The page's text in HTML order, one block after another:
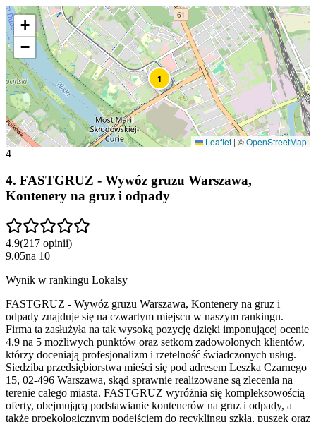
1
+
−
Leaflet | ©OpenStreetMap
4
4. FASTGRUZ - Wywóz gruzu Warszawa,
Kontenery na gruz i odpady
4.9(217 opinii)
9.05na 10
Wynik w rankingu Lokalsy
FASTGRUZ - Wywóz gruzu Warszawa, Kontenery na gruz i
odpady znajduje się na czwartym miejscu w naszym rankingu.
Firma ta zasłużyła na tak wysoką pozycję dzięki imponującej ocenie
4.9 na 5 możliwych punktów oraz setkom zadowolonych klientów,
którzy doceniają profesjonalizm i rzetelność świadczonych usług.
Siedziba przedsiębiorstwa mieści się pod adresem Leszka Czarnego
15, 02-496 Warszawa, skąd sprawnie realizowane są zlecenia na
terenie całego miasta. FASTGRUZ wyróżnia się kompleksowością
oferty, obejmującą podstawianie kontenerów na gruz i odpady, a
także proekologicznym podejściem do recyklingu szkła, puszek oraz